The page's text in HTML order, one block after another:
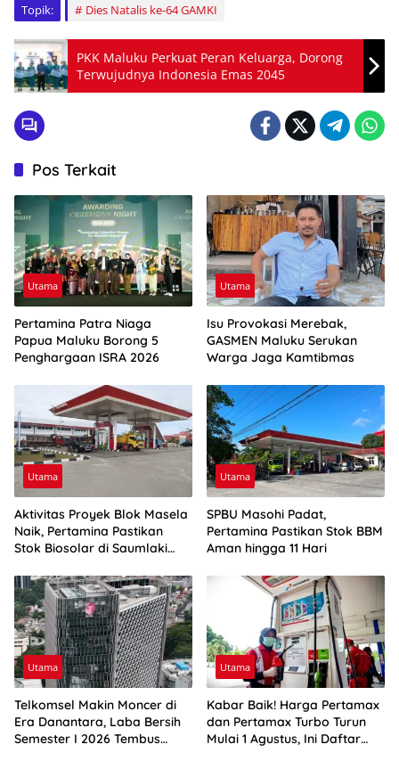
Topik:
Dies Natalis ke-64 GAMKI
PKK Maluku Perkuat Peran Keluarga, Dorong
Terwujudnya Indonesia Emas 2045
Pos Terkait
Utama
Pertamina Patra Niaga
Papua Maluku Borong 5
Penghargaan ISRA 2026
Utama
Isu Provokasi Merebak,
GASMEN Maluku Serukan
Warga Jaga Kamtibmas
Utama
Aktivitas Proyek Blok Masela
Naik, Pertamina Pastikan
Stok Biosolar di Saumlaki
Utama
SPBU Masohi Padat,
Pertamina Pastikan Stok BBM
Aman hingga 11 Hari
Utama
Telkomsel Makin Moncer di
Era Danantara, Laba Bersih
Semester I 2026 Tembus
Utama
Kabar Baik! Harga Pertamax
dan Pertamax Turbo Turun
Mulai 1 Agustus, Ini Daftar